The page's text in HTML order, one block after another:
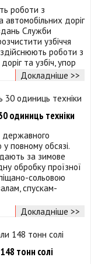
роботи з
доріг
Служби
узбіччя
здійснюють роботи з
та узбіч, упор
Докладніше >>
одиниць техніки
повному обсязі.
за зимове
обробку проїзної
сольовою
спускам-
Докладніше >>
тонн солі